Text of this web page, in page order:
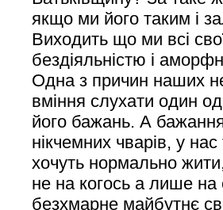
якщо ми його таким і
Виходить що ми всі
бездіяльністю і
Одна з причин наших
вміння слухати один
його бажань. А
нікчемних чварів, у нас
хочуть нормально
не на когось а лише
безхмарне майбутнє